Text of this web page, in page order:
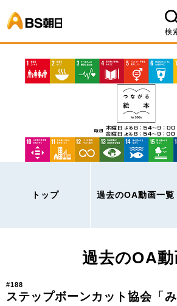
検
トップ 過去のOA動画一覧
過去のOA動
#188
ステップボーンカット協会「